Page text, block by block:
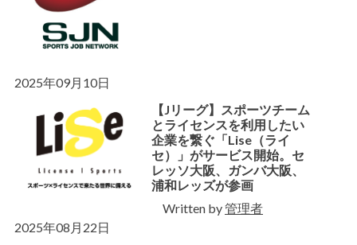
2025年09月10日
【Jリーグ】スポーツチーム
とライセンスを利用したい
企業を繋ぐ「Lise（ライ
セ）」がサービス開始。セ
レッソ大阪、ガンバ大阪、
浦和レッズが参画
Written by管理者
2025年08月22日